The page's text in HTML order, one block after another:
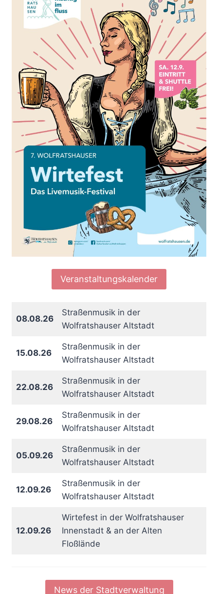
Veranstaltungskalender
08.08.26
Straßenmusik in der
Wolfratshauser Altstadt
15.08.26
Straßenmusik in der
Wolfratshauser Altstadt
22.08.26
Straßenmusik in der
Wolfratshauser Altstadt
29.08.26
Straßenmusik in der
Wolfratshauser Altstadt
05.09.26
Straßenmusik in der
Wolfratshauser Altstadt
12.09.26
Straßenmusik in der
Wolfratshauser Altstadt
12.09.26
Wirtefest in der Wolfratshauser
Innenstadt & an der Alten
Floßlände
News der Stadtverwaltung